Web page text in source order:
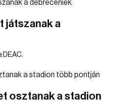
játszanak a
osztanak a stadion